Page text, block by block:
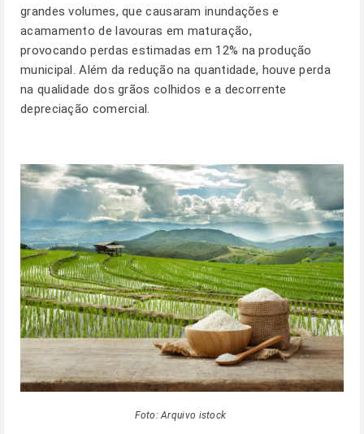
grandes volumes, que causaram inundações e
acamamento de lavouras em maturação,
provocando perdas estimadas em 12% na produção
municipal. Além da redução na quantidade, houve perda
na qualidade dos grãos colhidos e a decorrente
depreciação comercial.
Foto: Arquivo istock